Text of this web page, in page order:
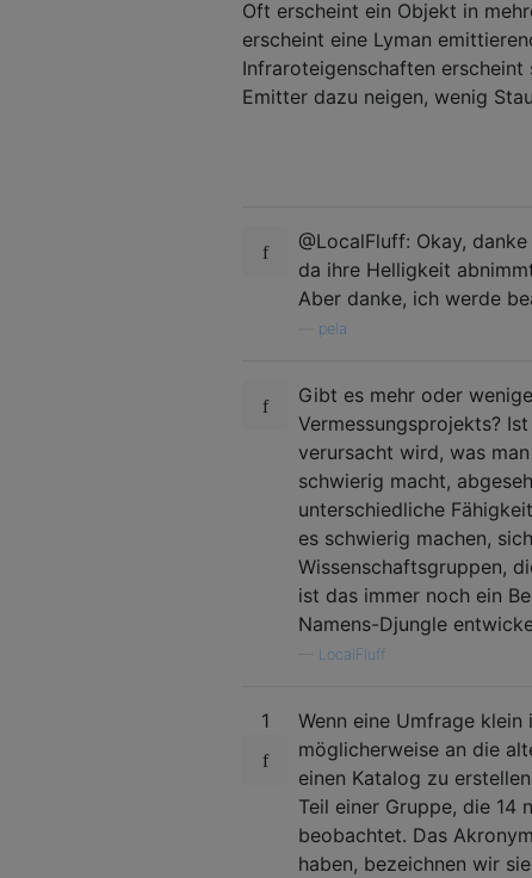
Oft erscheint ein Objekt in
erscheint eine Lyman
Infraroteigenschaften
Emitter dazu neigen, wenig
@LocalFluff: Okay,
da ihre Helligkeit
Aber danke, ich werde
pela
Gibt es mehr oder
Vermessungsprojekts?
verursacht wird, was
schwierig macht,
unterschiedliche
es schwierig machen,
Wissenschaftsgruppen,
ist das immer noch ein
Namens-Djungle
LocalFluff
1
Wenn eine Umfrage
möglicherweise an die
einen Katalog zu
Teil einer Gruppe, die 14
beobachtet. Das
haben, bezeichnen wir